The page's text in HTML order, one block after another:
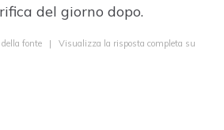
del giorno dopo.
fonte | Visualizza la risposta completa su